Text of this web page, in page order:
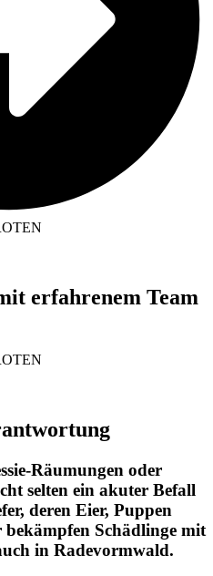
erfahrenem Team
Räumungen oder
selten ein akuter Befall
deren Eier, Puppen
Schädlinge mit
in Radevormwald.